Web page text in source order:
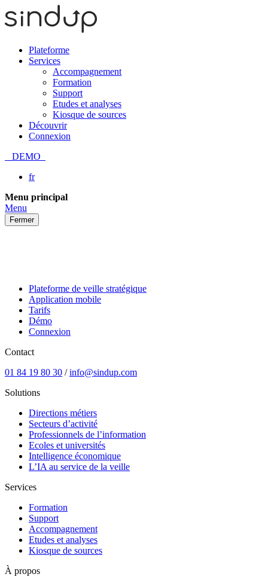
Plateforme
Services
Accompagnement
Formation
Support
Etudes et analyses
Kiosque de sources
Découvrir
Connexion
DEMO
fr
Passer
au
contenu
Menu principal
Menu
Fermer
Plateforme de veille stratégique
Application mobile
Tarifs
Démo
Connexion
Contact
01 84 19 80 30 /info@sindup.com
Solutions
Directions métiers
Secteurs d’activité
Professionnels de l’information
Ecoles et universités
Intelligence économique
L’IA au service de la veille
Services
Formation
Support
Accompagnement
Etudes et analyses
Kiosque de sources
À propos